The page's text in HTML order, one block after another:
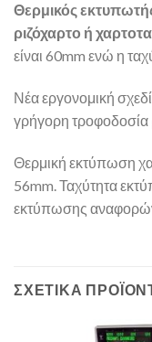
Θερμικός
ριζόχαρτο ή
είναι 60mm ενώ η
Νέα εργονομική
γρήγορη τροφοδοσία
Θερμική εκτύπωση
56mm. Ταχύτητα
εκτύπωσης
ΣΧΕΤΙΚΆ